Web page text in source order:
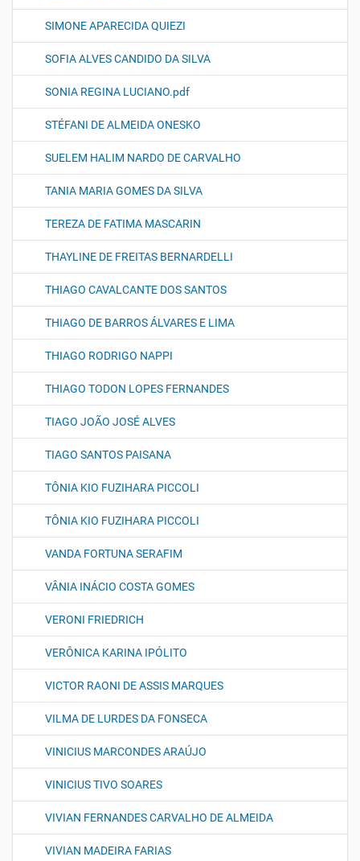
SIMONE APARECIDA QUIEZI
SOFIA ALVES CANDIDO DA SILVA
SONIA REGINA LUCIANO.pdf
STÉFANI DE ALMEIDA ONESKO
SUELEM HALIM NARDO DE CARVALHO
TANIA MARIA GOMES DA SILVA
TEREZA DE FATIMA MASCARIN
THAYLINE DE FREITAS BERNARDELLI
THIAGO CAVALCANTE DOS SANTOS
THIAGO DE BARROS ÁLVARES E LIMA
THIAGO RODRIGO NAPPI
THIAGO TODON LOPES FERNANDES
TIAGO JOÃO JOSÉ ALVES
TIAGO SANTOS PAISANA
TÔNIA KIO FUZIHARA PICCOLI
TÔNIA KIO FUZIHARA PICCOLI
VANDA FORTUNA SERAFIM
VÂNIA INÁCIO COSTA GOMES
VERONI FRIEDRICH
VERÔNICA KARINA IPÓLITO
VICTOR RAONI DE ASSIS MARQUES
VILMA DE LURDES DA FONSECA
VINICIUS MARCONDES ARAÚJO
VINICIUS TIVO SOARES
VIVIAN FERNANDES CARVALHO DE ALMEIDA
VIVIAN MADEIRA FARIAS